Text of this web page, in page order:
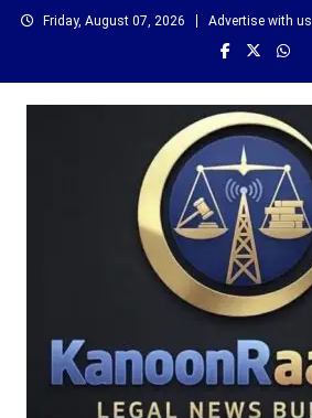
Skip
Friday, August 07, 2026 Advertise with us